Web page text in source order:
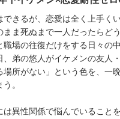
できるが、恋愛は全く上手く
まま死ぬまで一人だったらど
職場の往復だけをする日々の
、弟の悠人がイケメンの友人
場所がない」という色を、
。
は異性関係で悩んでいること